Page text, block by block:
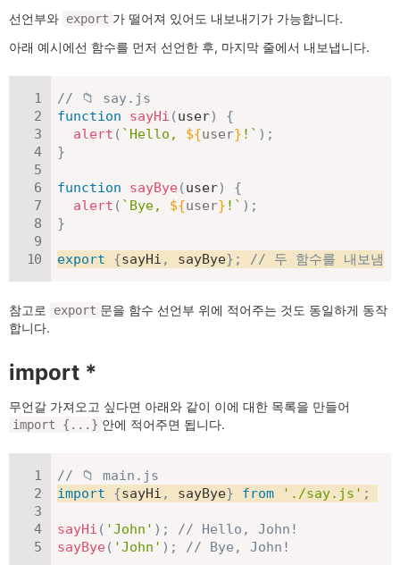
선언부와 export 가 떨어져 있어도 내보내기가 가능합니다.
아래 예시에선 함수를 먼저 선언한 후, 마지막 줄에서 내보냅니다.
// 📁 say.js
function
sayHi (user)
{
alert ( ` Hello, ${user} ! ` ) ;
}
function sayBye (user)
{
alert ( ` Bye, ${user} ! ` ) ;
}
export {sayHi , sayBye} ; // 두 함수를 내보냄
참고로 export 문을 함수 선언부 위에 적어주는 것도 동일하게 동작
합니다.
import *
무언갈 가져오고 싶다면 아래와 같이 이에 대한 목록을 만들어
import {...} 안에 적어주면 됩니다.
// 📁 main.js
import
{sayHi , sayBye} from './say.js' ;
sayHi ( 'John' ) ;
// Hello, John!
sayBye ( 'John' ) ; // Bye, John!